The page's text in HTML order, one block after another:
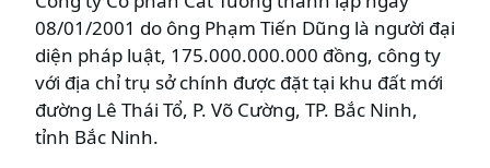
08/01/2001 do ông Phạm Tiến Dũng là người đại
diện pháp luật, 175.000.000.000 đồng, công ty
với địa chỉ trụ sở chính được đặt tại khu đất mới
đường Lê Thái Tổ, P. Võ Cường, TP. Bắc Ninh,
tỉnh Bắc Ninh.